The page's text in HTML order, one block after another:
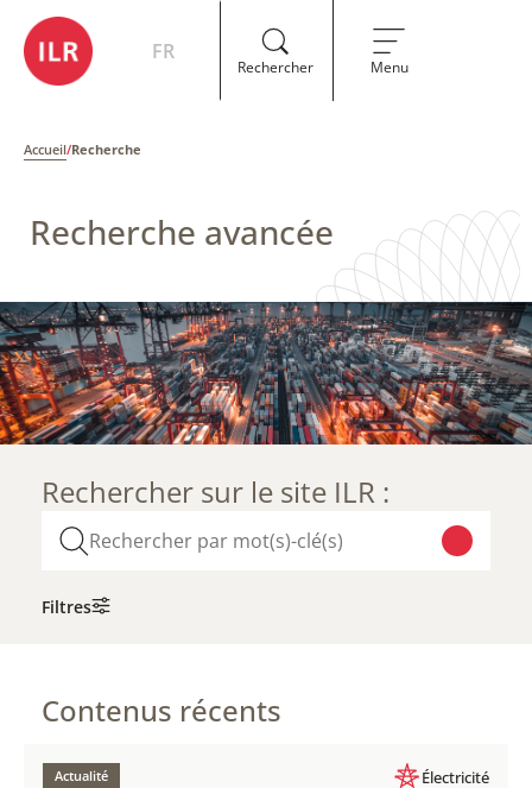
FR
Rechercher Menu
Accueil/Recherche
Recherche avancée
Rechercher sur le site ILR :
Filtres
Contenus récents
Actualité Électricité